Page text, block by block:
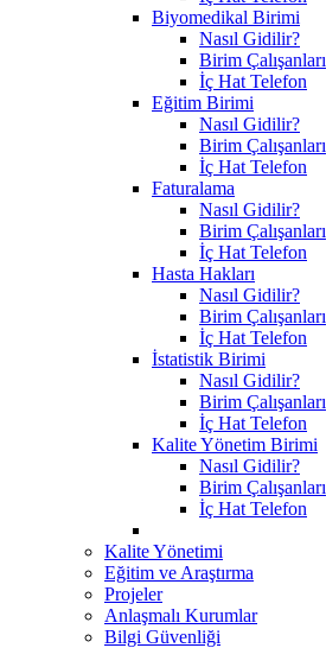
Biyomedikal Birimi
Nasıl Gidilir?
Birim Çalışanları
İç Hat Telefon
Eğitim Birimi
Nasıl Gidilir?
Birim Çalışanları
İç Hat Telefon
Faturalama
Nasıl Gidilir?
Birim Çalışanları
İç Hat Telefon
Hasta Hakları
Nasıl Gidilir?
Birim Çalışanları
İç Hat Telefon
İstatistik Birimi
Nasıl Gidilir?
Birim Çalışanları
İç Hat Telefon
Kalite Yönetim Birimi
Nasıl Gidilir?
Birim Çalışanları
İç Hat Telefon
Kalite Yönetimi
Eğitim ve Araştırma
Projeler
Anlaşmalı Kurumlar
Bilgi Güvenliği